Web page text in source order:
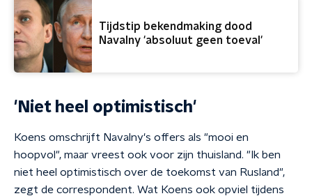
Tijdstip bekendmaking dood
Navalny 'absoluut geen toeval'
'Niet heel optimistisch'
Koens omschrijft Navalny's offers als "mooi en
hoopvol", maar vreest ook voor zijn thuisland. "Ik ben
niet heel optimistisch over de toekomst van Rusland",
zegt de correspondent. Wat Koens ook opviel tijdens